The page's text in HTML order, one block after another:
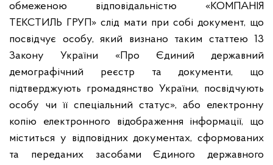
обмеженою відповідальністю «КОМПАНІЯ
ТЕКСТИЛЬ ГРУП» слід мати при собі документ, що
посвідчує особу, який визнано таким статтею 13
Закону України «Про Єдиний державний
демографічний реєстр та документи, що
підтверджують громадянство України, посвідчують
особу чи її спеціальний статус», або електронну
копію електронного відображення інформації, що
міститься у відповідних документах, сформованих
та переданих засобами Єдиного державного